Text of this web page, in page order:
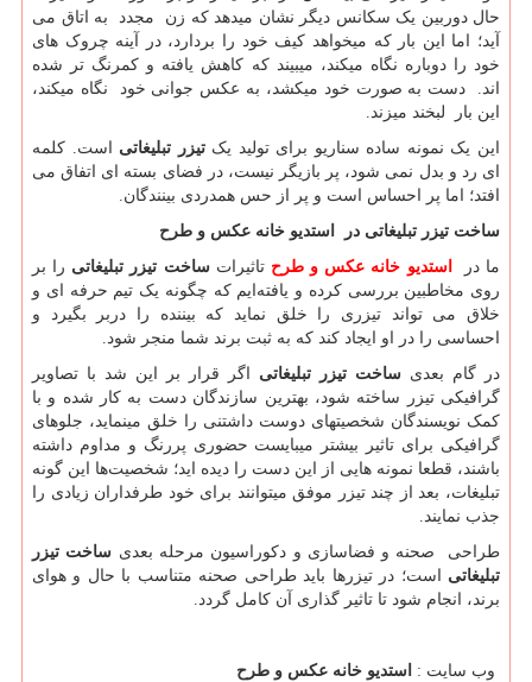
حال دوربین یک سکانس دیگر نشان میدهد که زن مجدد به اتاق می
آید؛ اما این بار که میخواهد کیف خود را بردارد، در آینه چروک های
خود را دوباره نگاه میکند، میبیند که کاهش یافته و کمرنگ تر شده
اند. دست به صورت خود میکشد، به عکس جوانی خود نگاه میکند،
این بار لبخند میزند.
این یک نمونه ساده سناریو برای تولید یکتیزر تبلیغاتی است. کلمه
ای رد و بدل نمی شود، پر بازیگر نیست، در فضای بسته ای اتفاق می
افتد؛ اما پر احساس است و پر از حس همدردی بینندگان.
ساخت تیزر تبلیغاتی در
استدیو خانه عکس و طرح
ما در
استدیو خانه عکس و طرح تاثیراتساخت تیزر تبلیغاتی را بر
روی مخاطبین بررسی کرده و یافته‌ایم که چگونه یک تیم حرفه ای و
خلاق می تواند تیزری را خلق نماید که بیننده را دربر بگیرد و
احساسی را در او ایجاد کند که به ثبت برند شما منجر شود.
در گام بعدی ساخت تیزر تبلیغاتی اگر قرار بر این شد با تصاویر
گرافیکی تیزر ساخته شود، بهترین سازندگان دست به کار شده و با
کمک نویسندگان شخصیتهای دوست داشتنی را خلق مینماید، جلوهای
گرافیکی برای تاثیر بیشتر میبایست حضوری پررنگ و مداوم داشته
باشند، قطعا نمونه هایی از این دست را دیده اید؛ شخصیت‌ها این گونه
تبلیغات، بعد از چند تیزر موفق میتوانند برای خود طرفداران زیادی را
جذب نمایند.
طراحی صحنه و فضاسازی و دکوراسیون مرحله بعدی ساخت تیزر
تبلیغاتی است؛ در تیزرها باید طراحی صحنه متناسب با حال و هوای
برند، انجام شود تا تاثیر گذاری آن کامل گردد.
وب سایت : استدیو خانه عکس و طرح